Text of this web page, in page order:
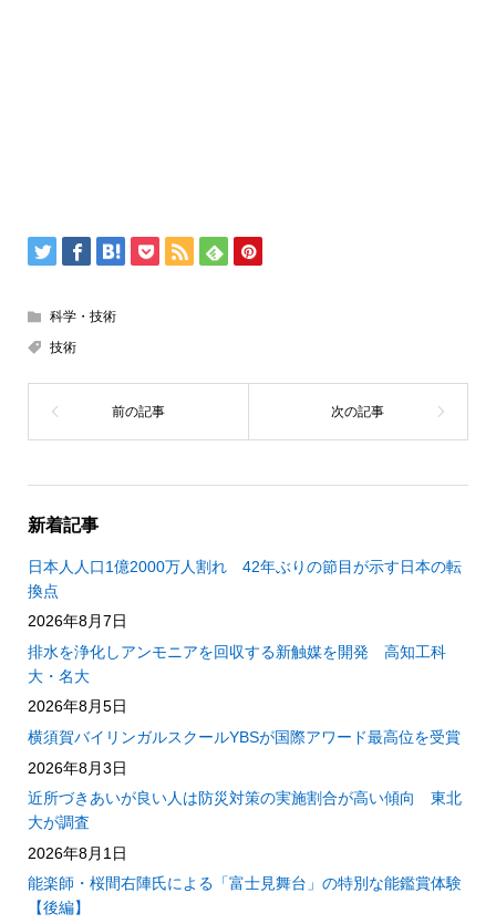
科学・技術
技術
新着記事
日本人人口1億2000万人割れ 42年ぶりの節目が示す日本の転
換点
2026年8月7日
排水を浄化しアンモニアを回収する新触媒を開発 高知工科
大・名大
2026年8月5日
横須賀バイリンガルスクールYBSが国際アワード最高位を受賞
2026年8月3日
近所づきあいが良い人は防災対策の実施割合が高い傾向 東北
大が調査
2026年8月1日
能楽師・桜間右陣氏による「富士見舞台」の特別な能鑑賞体験
【後編】